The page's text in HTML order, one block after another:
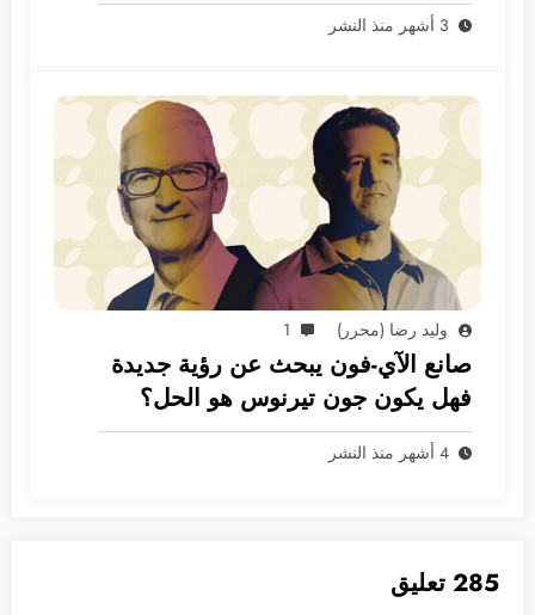
3 أشهر منذ النشر
وليد رضا (محرر) 1
صانع الآي-فون يبحث عن رؤية جديدة
فهل يكون جون تيرنوس هو الحل؟
4 أشهر منذ النشر
285 تعليق